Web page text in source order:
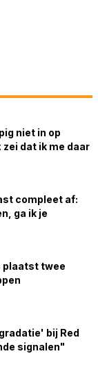
niet in op
dat ik me daar
compleet af:
ga ik je
plaatst twee
bij Red
signalen"